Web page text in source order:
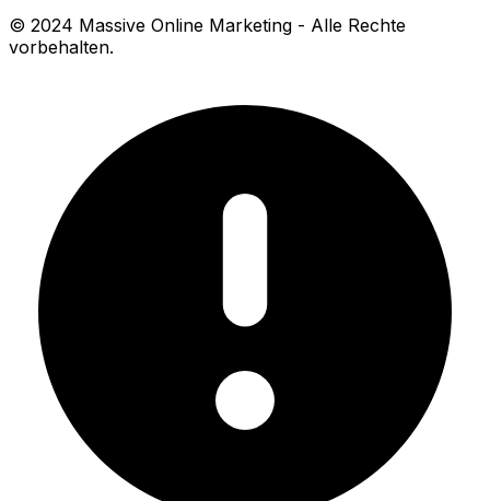
© 2024 Massive Online Marketing - Alle Rechte
vorbehalten.